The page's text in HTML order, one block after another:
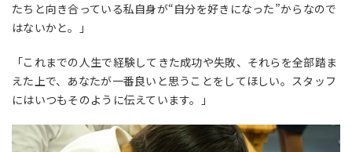
たちと向き合っている私自身が“自分を好きになった”からなので
はないかと。」
「これまでの人生で経験してきた成功や失敗、それらを全部踏ま
えた上で、あなたが一番良いと思うことをしてほしい。スタッフ
にはいつもそのように伝えています。」